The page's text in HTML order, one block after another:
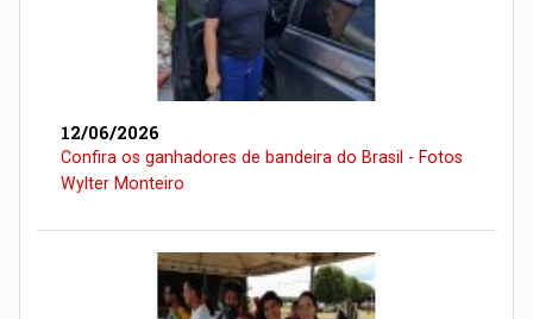
12/06/2026
Confira os ganhadores de bandeira do Brasil - Fotos
Wylter Monteiro